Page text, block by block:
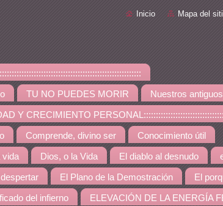
Inicio Mapa del
TU NO PUEDES MORIR Nuestros
Y CRECIMIENTO
Comprende, divino ser Conocimiento útil
vida Dios, o la Vida El diablo al desnudo
El Plano de la Demostración El
del infierno ELEVACIÓN DE LA ENERGÍA